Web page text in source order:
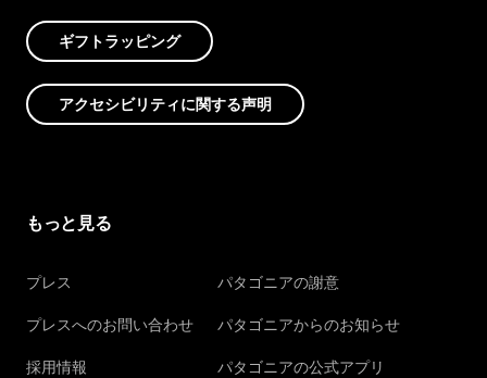
ギフトラッピング
アクセシビリティに関する声明
もっと見る
プレス
プレスへのお問い合わせ
採用情報
パタゴニアの謝意
パタゴニアからのお知らせ
パタゴニアの公式アプリ